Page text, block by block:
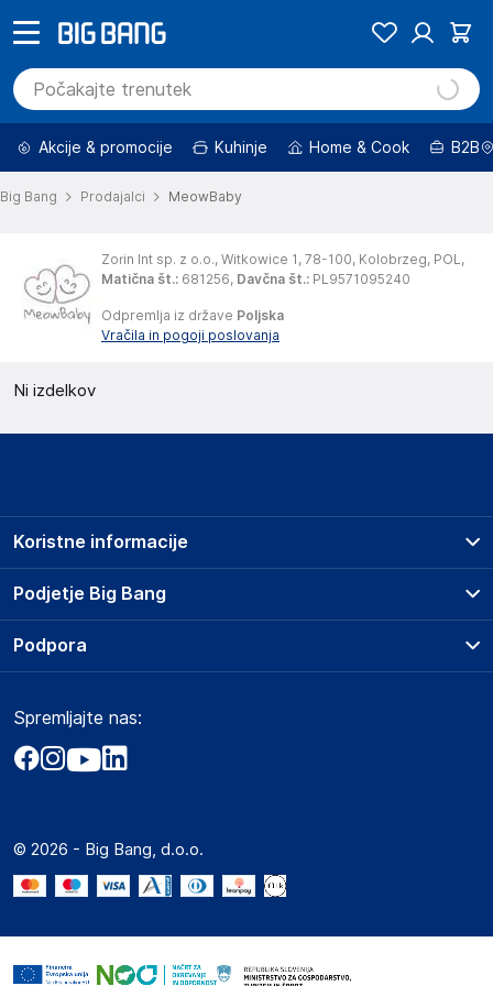
Akcije & promocije Kuhinje Home & Cook B2B
Big Bang Prodajalci MeowBaby
Zorin Int sp. z o.o., Witkowice 1, 78-100, Kolobrzeg, POL,
Matična št.: 681256, Davčna št.: PL9571095240
Odpremlja iz države Poljska
Vračila in pogoji poslovanja
Ni izdelkov
Podjetje Big Bang
O podjetju
Obvestila za javnost
Akt o digitalnih storitvah
Marketplace za partnerje
Novosti
Koristne informacije
Prodajna mesta
Storitve
Dostava, vnos in odvoz
Zavarovanje izdelkov
Podpora
Marketplace
Kako oddati naročilo?
Spremljajte nas:
© 2026 - Big Bang, d.o.o.